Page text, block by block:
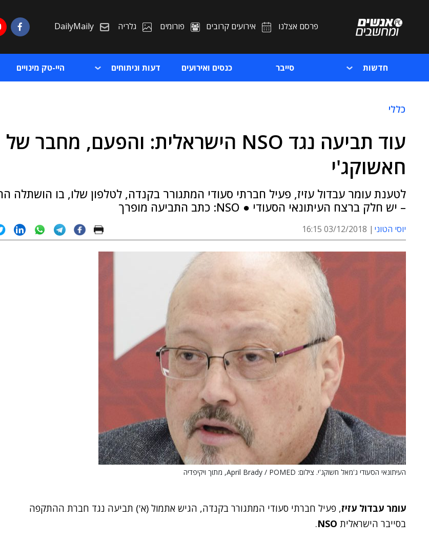
פרסם אצלנו אירועים קרובים פורומים גלריה DailyMaily
חדשות סייבר כנסים ואירועים דעות וניתוחים היי-טק מינויים
כללי
עוד תביעה נגד NSO הישראלית: והפעם, מחבר של
חאשוקג'י
לטענת עומר עבדול עזיז, פעיל חברתי סעודי המתגורר בקנדה, לטלפון שלו, בו הושתלה
– יש חלק ברצח העיתונאי הסעודי ● NSO: כתב התביעה מופרך
יוסי הטוני 03/12/2018 16:15
העיתונאי הסעודי ג'מאל חשוקג'י. צילום: April Brady / POMED, מתוך ויקיפדיה
עומר עבדול עזיז, פעיל חברתי סעודי המתגורר בקנדה, הגיש אתמול (א') תביעה נגד חברת ההתקפה
בסייבר הישראלית NSO
.